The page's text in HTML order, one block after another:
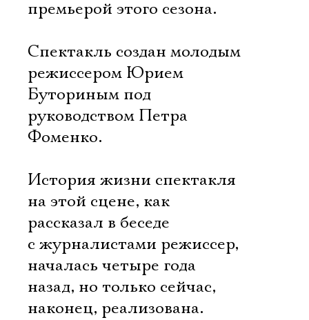
премьерой этого сезона.
Спектакль создан молодым
режиссером Юрием
Буториным под
руководством Петра
Фоменко.
История жизни спектакля
на этой сцене, как
рассказал в беседе
с журналистами режиссер,
началась четыре года
назад, но только сейчас,
наконец, реализована.